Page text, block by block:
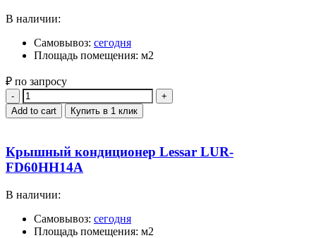
В наличии:
Самовывоз: сегодня
Площадь помещения: м2
₽ по запросу
Quantity
Add to cart Купить в 1 клик
Крышный кондиционер Lessar LUR-
FD60HH14A
В наличии:
Самовывоз: сегодня
Площадь помещения: м2